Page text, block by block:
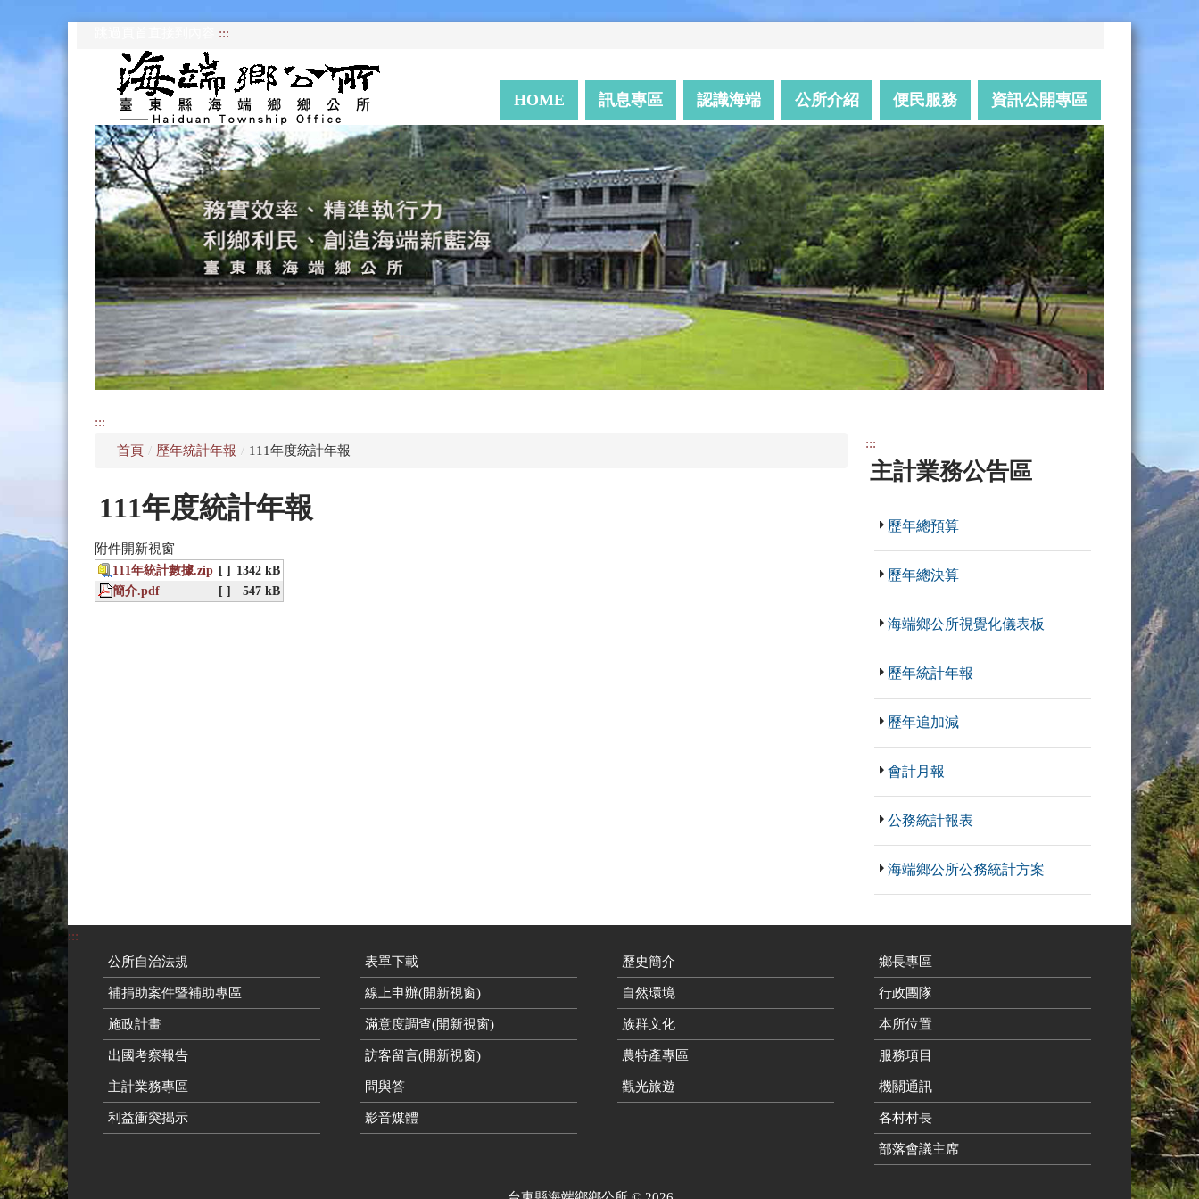
:::
HOME 訊息專區 認識海端 公所介紹 便民服務 資訊公開專區
:::
首頁 / 歷年統計年報 / 111年度統計年報
111年度統計年報
附件開新視窗
111年統計數據.zip [ ]
1342 kB
簡介.pdf
[ ] 547 kB
:::
主計業務公告區
歷年總預算
歷年總決算
海端鄉公所視覺化儀表板
歷年統計年報
歷年追加減
會計月報
公務統計報表
海端鄉公所公務統計方案
:::
公所自治法規
補捐助案件暨補助專區
施政計畫
出國考察報告
主計業務專區
利益衝突揭示
表單下載
線上申辦(開新視窗)
滿意度調查(開新視窗)
訪客留言(開新視窗)
問與答
影音媒體
歷史簡介
自然環境
族群文化
農特產專區
觀光旅遊
鄉長專區
行政團隊
本所位置
服務項目
機關通訊
各村村長
部落會議主席